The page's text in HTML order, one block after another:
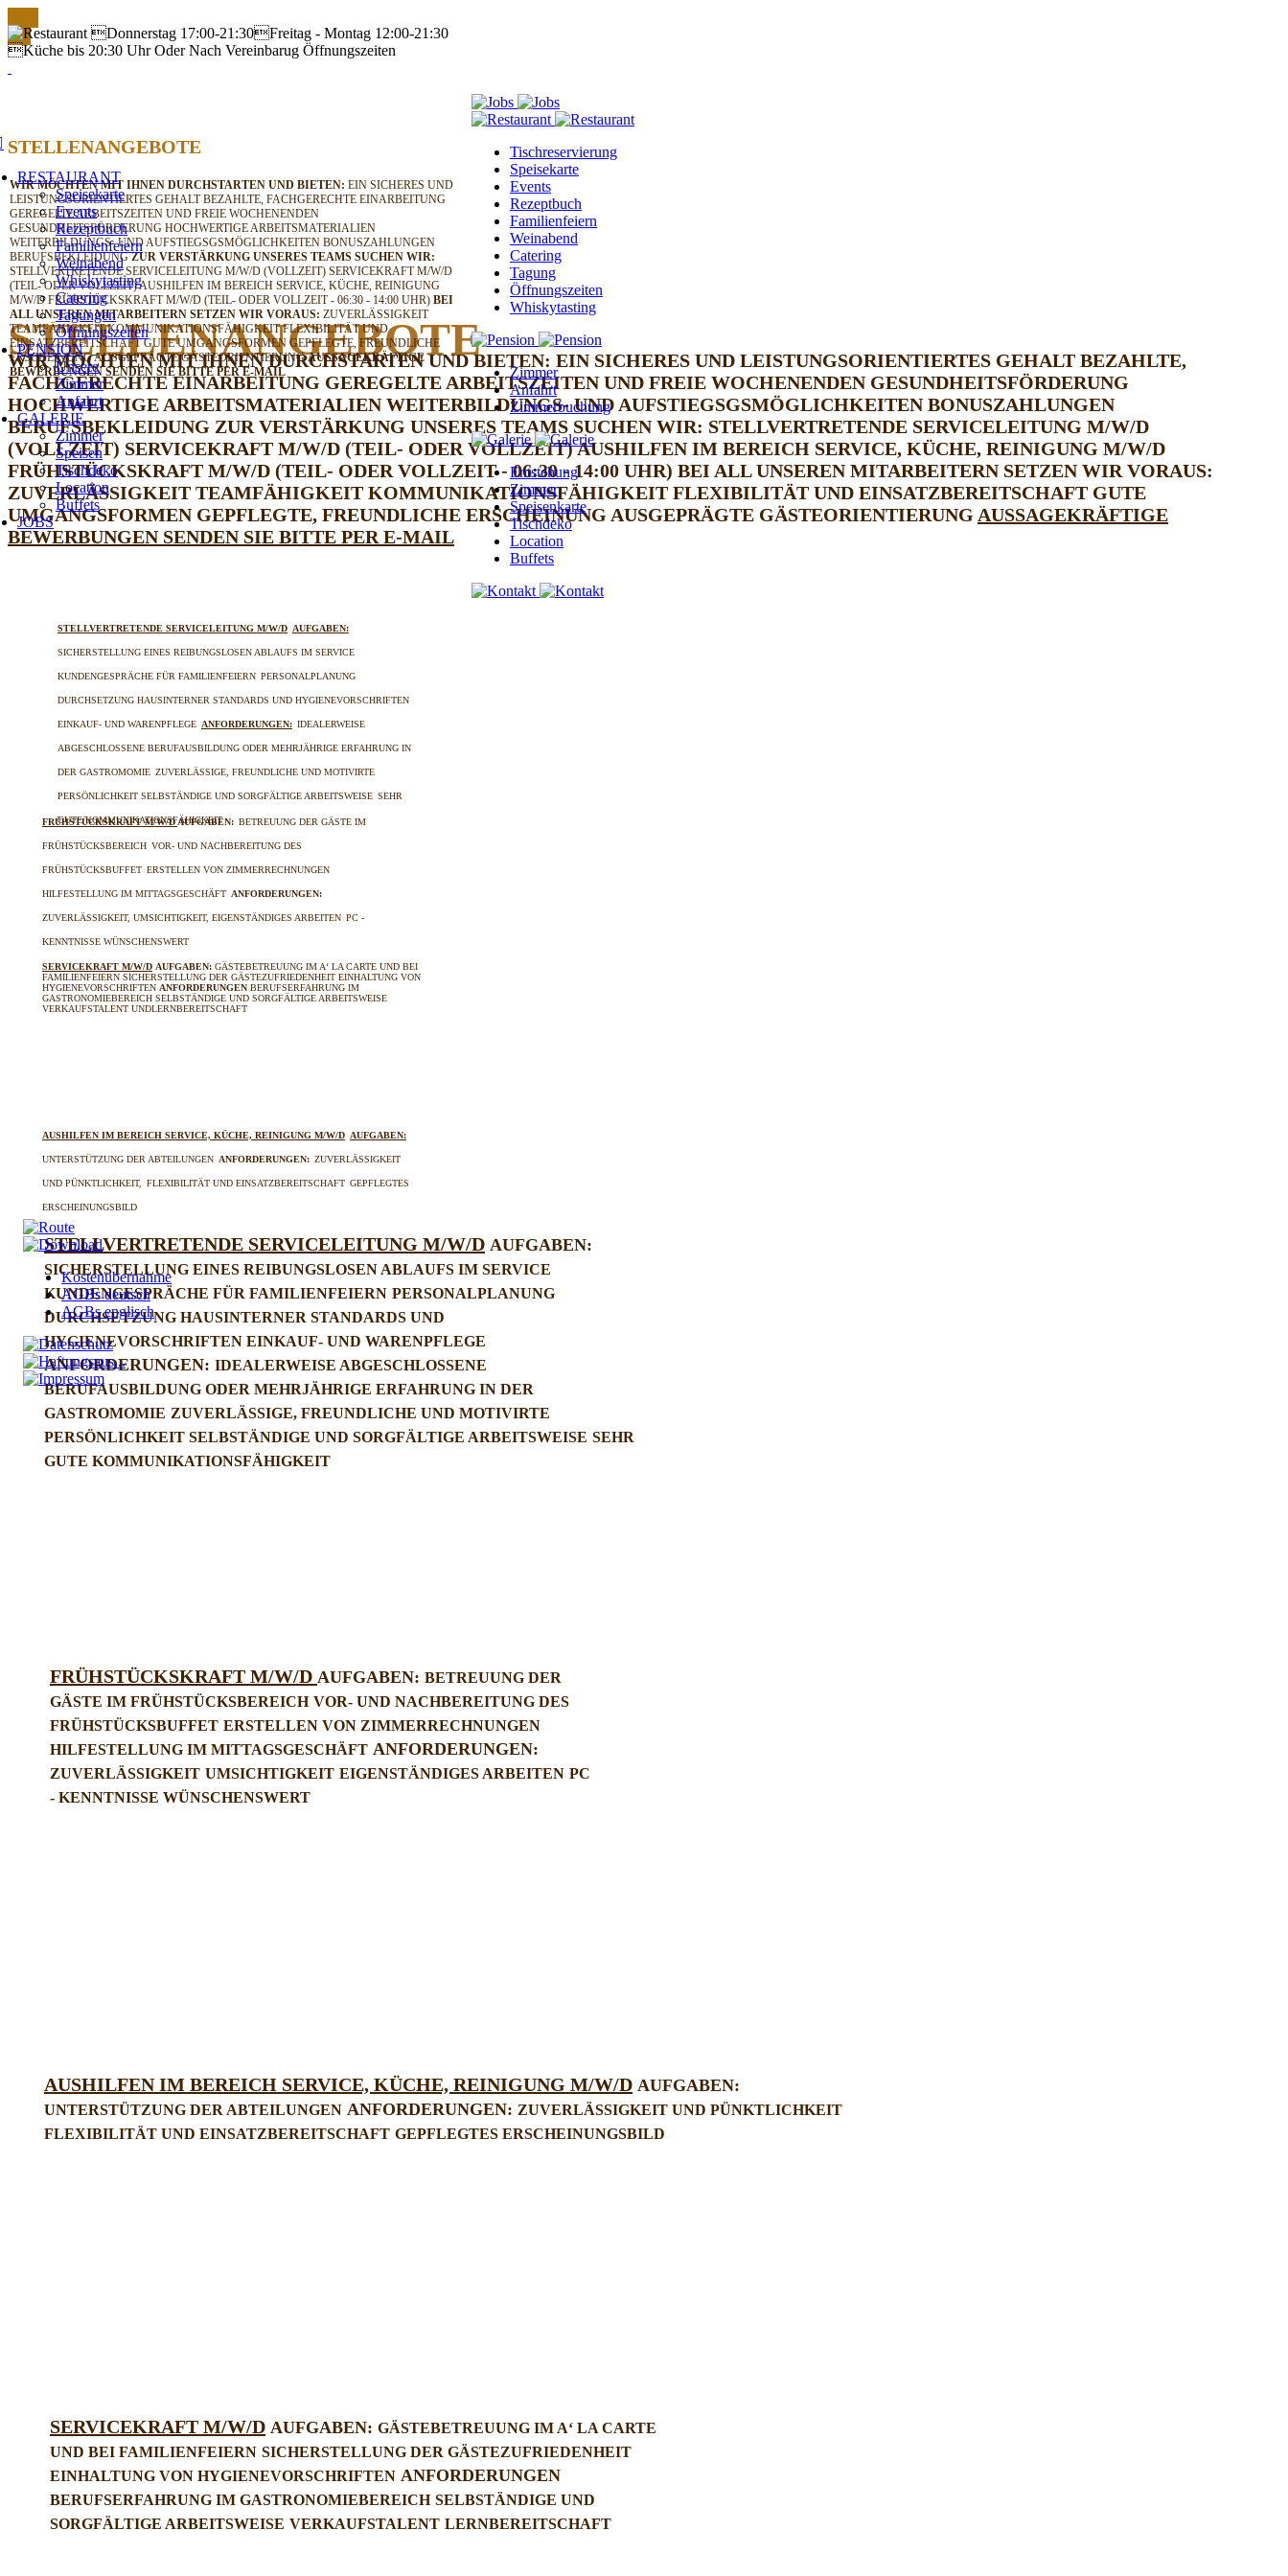
STELLENANGEBOTE
WIR MÖCHTEN MIT IHNEN DURCHSTARTEN UND BIETEN: EIN SICHERES UND LEISTUNGSORIENTIERTES GEHALT BEZAHLTE,
FACHGERECHTE EINARBEITUNG GEREGELTE ARBEITSZEITEN UND FREIE WOCHENENDEN GESUNDHEITSFÖRDERUNG
HOCHWERTIGE ARBEITSMATERIALIEN WEITERBILDUNGS- UND AUFSTIEGSGSMÖGLICHKEITEN BONUSZAHLUNGEN
BERUFSBEKLEIDUNG ZUR VERSTÄRKUNG UNSERES TEAMS SUCHEN WIR: STELLVERTRETENDE SERVICELEITUNG M/W/D
(VOLLZEIT) SERVICEKRAFT M/W/D (TEIL- ODER VOLLZEIT)AUSHILFEN IM BEREICH SERVICE, KÜCHE, REINIGUNG M/W/D
FRÜHSTÜCKSKRAFT M/W/D (TEIL- ODER VOLLZEIT - 06:30 - 14:00 UHR) BEI ALL UNSEREN MITARBEITERN SETZEN WIR VORAUS:
ZUVERLÄSSIGKEIT TEAMFÄHIGKEIT KOMMUNIKATIONSFÄHIGKEIT FLEXIBILITÄT UND EINSATZBEREITSCHAFT GUTE
UMGANGSFORMEN GEPFLEGTE, FREUNDLICHE ERSCHEINUNG AUSGEPRÄGTE GÄSTEORIENTIERUNG AUSSAGEKRÄFTIGE
BEWERBUNGEN SENDEN SIE BITTE PER E-MAIL
STELLVERTRETENDE SERVICELEITUNG M/W/D AUFGABEN:
SICHERSTELLUNG EINES REIBUNGSLOSEN ABLAUFS IM SERVICE
KUNDENGESPRÄCHE FÜR FAMILIENFEIERN PERSONALPLANUNG
DURCHSETZUNG HAUSINTERNER STANDARDS UND
HYGIENEVORSCHRIFTEN EINKAUF- UND WARENPFLEGE
ANFORDERUNGEN: IDEALERWEISE ABGESCHLOSSENE
BERUFAUSBILDUNG ODER MEHRJÄHRIGE ERFAHRUNG IN DER
GASTROMOMIE ZUVERLÄSSIGE, FREUNDLICHE UND MOTIVIRTE
PERSÖNLICHKEIT SELBSTÄNDIGE UND SORGFÄLTIGE ARBEITSWEISE SEHR
GUTE KOMMUNIKATIONSFÄHIGKEIT
FRÜHSTÜCKSKRAFT M/W/D AUFGABEN: BETREUUNG DER
GÄSTE IM FRÜHSTÜCKSBEREICH VOR- UND NACHBEREITUNG DES
FRÜHSTÜCKSBUFFET ERSTELLEN VON ZIMMERRECHNUNGEN
HILFESTELLUNG IM MITTAGSGESCHÄFT ANFORDERUNGEN:
ZUVERLÄSSIGKEIT UMSICHTIGKEIT EIGENSTÄNDIGES ARBEITEN PC
- KENNTNISSE WÜNSCHENSWERT
AUSHILFEN IM BEREICH SERVICE, KÜCHE, REINIGUNG M/W/D AUFGABEN:
UNTERSTÜTZUNG DER ABTEILUNGEN ANFORDERUNGEN: ZUVERLÄSSIGKEIT UND PÜNKTLICHKEIT
FLEXIBILITÄT UND EINSATZBEREITSCHAFT GEPFLEGTES ERSCHEINUNGSBILD
SERVICEKRAFT M/W/D AUFGABEN: GÄSTEBETREUUNG IM A‘ LA CARTE
UND BEI FAMILIENFEIERN SICHERSTELLUNG DER GÄSTEZUFRIEDENHEIT
EINHALTUNG VON HYGIENEVORSCHRIFTEN ANFORDERUNGEN
BERUFSERFAHRUNG IM GASTRONOMIEBEREICH SELBSTÄNDIGE UND
SORGFÄLTIGE ARBEITSWEISE VERKAUFSTALENT LERNBEREITSCHAFT
Tischreservierung
Speisekarte
Events
Rezeptbuch
Familienfeiern
Weinabend
Catering
Tagung
Öffnungszeiten
Whiskytasting
Zimmer
Anfahrt
Zimmerbuchung
Entstehung
Zimmer
Speisenkarte
Tischdeko
Location
Buffets
STELLENANGEBOTE
WIR MÖCHTEN MIT IHNEN DURCHSTARTEN UND BIETEN: EIN SICHERES UND
LEISTUNGSORIENTIERTES GEHALT BEZAHLTE, FACHGERECHTE EINARBEITUNG
GEREGELTE ARBEITSZEITEN UND FREIE WOCHENENDEN
GESUNDHEITSFÖRDERUNG HOCHWERTIGE ARBEITSMATERIALIEN
WEITERBILDUNGS- UND AUFSTIEGSGSMÖGLICHKEITEN BONUSZAHLUNGEN
BERUFSBEKLEIDUNGZUR VERSTÄRKUNG UNSERES TEAMS SUCHEN WIR:
STELLVERTRETENDE SERVICELEITUNG M/W/D (VOLLZEIT) SERVICEKRAFT M/W/D
(TEIL- ODER VOLLZEIT)AUSHILFEN IM BEREICH SERVICE, KÜCHE, REINIGUNG
M/W/D FRÜHSTÜCKSKRAFT M/W/D (TEIL- ODER VOLLZEIT - 06:30 - 14:00 UHR) BEI
ALL UNSEREN MITARBEITERN SETZEN WIR VORAUS: ZUVERLÄSSIGKEIT
TEAMFÄHIGKEIT KOMMUNIKATIONSFÄHIGKEIT FLEXIBILITÄT UND
EINSATZBEREITSCHAFT GUTE UMGANGSFORMEN GEPFLEGTE, FREUNDLICHE
ERSCHEINUNGAUSGEPRÄGTE GÄSTEORIENTIERUNG AUSSAGEKRÄFTIGE
BEWERBUNGEN SENDEN SIE BITTE PER E-MAIL
STELLVERTRETENDE SERVICELEITUNG M/W/D AUFGABEN:
SICHERSTELLUNG EINES REIBUNGSLOSEN ABLAUFS IM SERVICE
KUNDENGESPRÄCHE FÜR FAMILIENFEIERN PERSONALPLANUNG
DURCHSETZUNG HAUSINTERNER STANDARDS UND HYGIENEVORSCHRIFTEN
EINKAUF- UND WARENPFLEGE ANFORDERUNGEN: IDEALERWEISE
ABGESCHLOSSENE BERUFAUSBILDUNG ODER MEHRJÄHRIGE ERFAHRUNG IN
DER GASTROMOMIE ZUVERLÄSSIGE, FREUNDLICHE UND MOTIVIRTE
PERSÖNLICHKEIT SELBSTÄNDIGE UND SORGFÄLTIGE ARBEITSWEISE SEHR
GUTE KOMMUNIKATIONSFÄHIGKEIT
FRÜHSTÜCKSKRAFT M/W/DAUFGABEN: BETREUUNG DER GÄSTE IM
FRÜHSTÜCKSBEREICH VOR- UND NACHBEREITUNG DES
FRÜHSTÜCKSBUFFET ERSTELLEN VON ZIMMERRECHNUNGEN
HILFESTELLUNG IM MITTAGSGESCHÄFT ANFORDERUNGEN:
ZUVERLÄSSIGKEIT, UMSICHTIGKEIT, EIGENSTÄNDIGES ARBEITEN PC -
KENNTNISSE WÜNSCHENSWERT
SERVICEKRAFT M/W/D AUFGABEN: GÄSTEBETREUUNG IM A‘ LA CARTE UND BEI
FAMILIENFEIERN SICHERSTELLUNG DER GÄSTEZUFRIEDENHEIT EINHALTUNG VON
HYGIENEVORSCHRIFTEN ANFORDERUNGEN BERUFSERFAHRUNG IM
GASTRONOMIEBEREICH SELBSTÄNDIGE UND SORGFÄLTIGE ARBEITSWEISE
VERKAUFSTALENT UNDLERNBEREITSCHAFT
AUSHILFEN IM BEREICH SERVICE, KÜCHE, REINIGUNG M/W/D AUFGABEN:
UNTERSTÜTZUNG DER ABTEILUNGEN ANFORDERUNGEN: ZUVERLÄSSIGKEIT
UND PÜNKTLICHKEIT, FLEXIBILITÄT UND EINSATZBEREITSCHAFT GEPFLEGTES
ERSCHEINUNGSBILD
Kostenübernahme
AGBs deutsch
AGBs englisch
RESTAURANT
Speisekarte
Events
Rezeptbuch
Familienfeiern
Weinabend
Whiskytasting
Catering
Tagungen
Öffnungszeiten
PENSION
Unsere
Zimmer
Anfahrt
GALERIE
Zimmer
Speisen
Tischdeko
Location
Buffets
JOBS